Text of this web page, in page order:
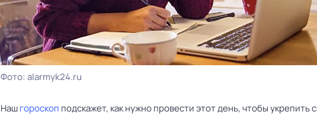
Фото: alarmyk24.ru
Нашгороскоп подскажет, как нужно провести этот день, чтобы укрепить